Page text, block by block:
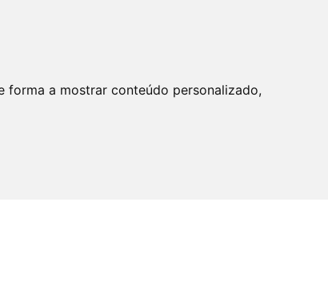
forma a mostrar conteúdo personalizado,